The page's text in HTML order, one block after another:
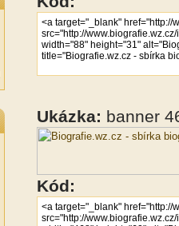
Ukázka: banner
Kód: